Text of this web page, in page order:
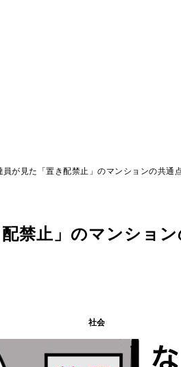
員が見た「置き配禁止」のマンションの共通
禁止」のマンショ
社会